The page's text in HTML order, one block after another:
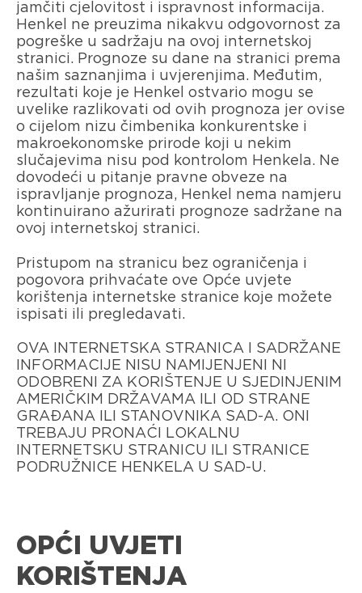
jamčiti cjelovitost i ispravnost informacija.
Henkel ne preuzima nikakvu odgovornost za
pogreške u sadržaju na ovoj internetskoj
stranici. Prognoze su dane na stranici prema
našim saznanjima i uvjerenjima. Međutim,
rezultati koje je Henkel ostvario mogu se
uvelike razlikovati od ovih prognoza jer ovise
o cijelom nizu čimbenika konkurentske i
makroekonomske prirode koji u nekim
slučajevima nisu pod kontrolom Henkela. Ne
dovodeći u pitanje pravne obveze na
ispravljanje prognoza, Henkel nema namjeru
kontinuirano ažurirati prognoze sadržane na
ovoj internetskoj stranici.
Pristupom na stranicu bez ograničenja i
pogovora prihvaćate ove Opće uvjete
korištenja internetske stranice koje možete
ispisati ili pregledavati.
OVA INTERNETSKA STRANICA I SADRŽANE
INFORMACIJE NISU NAMIJENJENI NI
ODOBRENI ZA KORIŠTENJE U SJEDINJENIM
AMERIČKIM DRŽAVAMA ILI OD STRANE
GRAĐANA ILI STANOVNIKA SAD-A. ONI
TREBAJU PRONAĆI LOKALNU
INTERNETSKU STRANICU ILI STRANICE
PODRUŽNICE HENKELA U SAD-U.
OPĆI UVJETI
KORIŠTENJA